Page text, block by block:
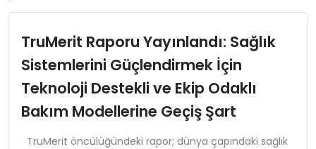
GÜNDEM
MAGAZIN
SAĞLIK
TruMerit Raporu Yayınlandı: Sağlık
Sistemlerini Güçlendirmek İçin
Teknoloji Destekli ve Ekip Odaklı
Bakım Modellerine Geçiş Şart
TruMerit öncülüğündeki rapor; dünya çapındaki sağlık